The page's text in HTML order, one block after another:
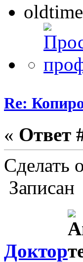
Re:
« Ответ
Сделать
Записан
Доктор